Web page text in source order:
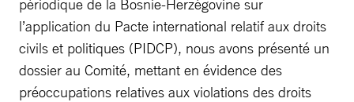
périodique de la Bosnie-Herzégovine sur
l’application du Pacte international relatif aux droits
civils et politiques (PIDCP), nous avons présenté un
dossier au Comité, mettant en évidence des
préoccupations relatives aux violations des droits